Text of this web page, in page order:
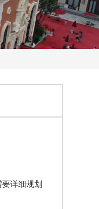
详细规划